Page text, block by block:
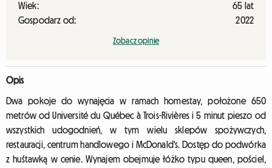
Wiek:
65 lat
Gospodarz od:
2022
Zobacz opinie
Opis
Dwa pokoje do wynajęcia w ramach homestay, położone 650
metrów od Université du Québec à Trois-Rivières i 5 minut pieszo od
wszystkich udogodnień, w tym wielu sklepów spożywczych,
restauracji, centrum handlowego i McDonald's. Dostęp do podwórka
z huśtawką w cenie. Wynajem obejmuje łóżko typu queen, pościel,